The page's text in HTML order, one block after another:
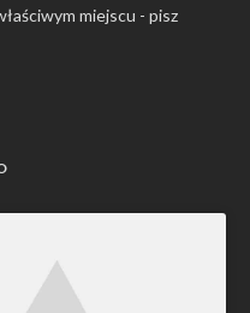
miejscu - pisz